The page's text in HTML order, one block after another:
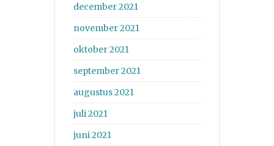
december 2021
november 2021
oktober 2021
september 2021
augustus 2021
juli 2021
juni 2021